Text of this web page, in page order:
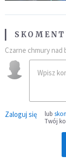
Czarne chmury nad
Zaloguj się lub
Twój